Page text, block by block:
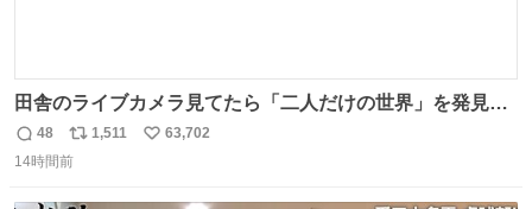
田舎のライブカメラ見てたら「二人だけの世界」を発見し
た
返
信
48
リ
ポ
1,511
い
63,702
14時間前